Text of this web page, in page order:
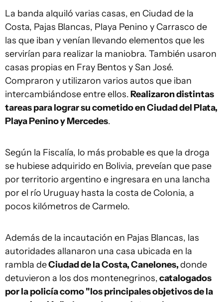
La banda alquiló varias casas, en Ciudad de la
Costa, Pajas Blancas, Playa Penino y Carrasco de
las que iban y venían llevando elementos que les
servirían para realizar la maniobra. También usaron
casas propias en Fray Bentos y San José.
Compraron y utilizaron varios autos que iban
intercambiándose entre ellos.Realizaron distintas
tareas para lograr su cometido en Ciudad del Plata,
Playa Penino y Mercedes.
Según la Fiscalía, lo más probable es que la droga
se hubiese adquirido en Bolivia, preveían que pase
por territorio argentino e ingresara en una lancha
por el río Uruguay hasta la costa de Colonia, a
pocos kilómetros de Carmelo.
Además de la incautación en Pajas Blancas, las
autoridades allanaron una casa ubicada en la
rambla deCiudad de la Costa, Canelones,donde
detuvieron a los dos montenegrinos,catalogados
por la policía como "los principales objetivos de la